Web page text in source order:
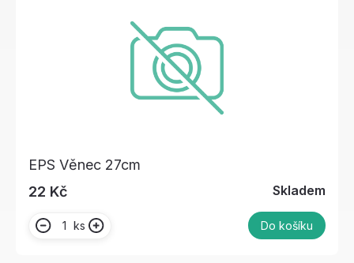
EPS Věnec 27cm
22 Kč
Skladem
ks Do košíku